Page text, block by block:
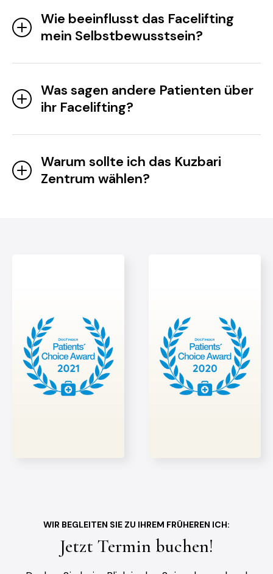
Wie beeinflusst das Facelifting
mein Selbstbewusstsein?
Was sagen andere Patienten über
ihr Facelifting?
Warum sollte ich das Kuzbari
Zentrum wählen?
WIR BEGLEITEN SIE ZU IHREM FRÜHEREN ICH:
Jetzt Termin buchen!